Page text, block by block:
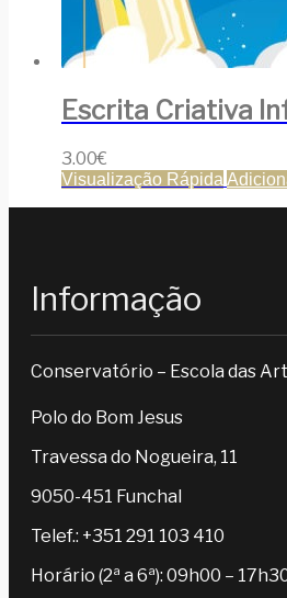
Escrita Criativa
3.00€
Visualização Rápida
Informação
Conservatório – Escola das
Polo do Bom Jesus
Travessa do Nogueira, 11
9050-451 Funchal
Telef.: +351 291 103 410
Horário (2ª a 6ª): 09h00 –